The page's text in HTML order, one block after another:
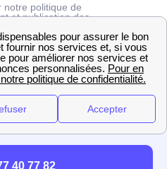
notre politique de
et publication des
40 77 82